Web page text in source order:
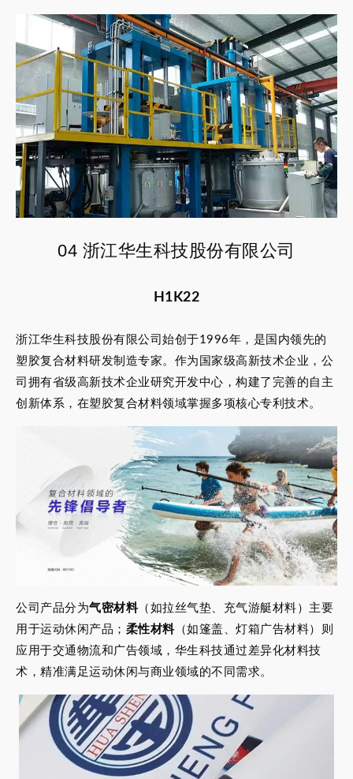
04 浙江华生科技股份有限公司
H1K22
浙江华生科技股份有限公司始创于1996年，是国内领先的
塑胶复合材料研发制造专家。作为国家级高新技术企业，公
司拥有省级高新技术企业研究开发中心，构建了完善的自主
创新体系，在塑胶复合材料领域掌握多项核心专利技术。
公司产品分为气密材料（如拉丝气垫、充气游艇材料）主要
用于运动休闲产品； 柔性材料（如篷盖、灯箱广告材料）则
应用于交通物流和广告领域，华生科技通过差异化材料技
术，精准满足运动休闲与商业领域的不同需求。